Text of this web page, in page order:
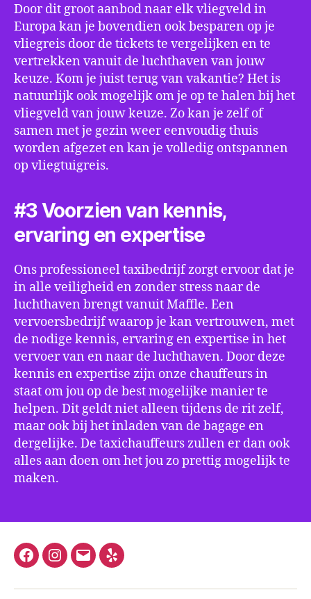
Door dit groot aanbod naar elk vliegveld in
Europa kan je bovendien ook besparen op je
vliegreis door de tickets te vergelijken en te
vertrekken vanuit de luchthaven van jouw
keuze. Kom je juist terug van vakantie? Het is
natuurlijk ook mogelijk om je op te halen bij het
vliegveld van jouw keuze. Zo kan je zelf of
samen met je gezin weer eenvoudig thuis
worden afgezet en kan je volledig ontspannen
op vliegtuigreis.
#3 Voorzien van kennis,
ervaring en expertise
Ons professioneel taxibedrijf zorgt ervoor dat je
in alle veiligheid en zonder stress naar de
luchthaven brengt vanuit Maffle. Een
vervoersbedrijf waarop je kan vertrouwen, met
de nodige kennis, ervaring en expertise in het
vervoer van en naar de luchthaven. Door deze
kennis en expertise zijn onze chauffeurs in
staat om jou op de best mogelijke manier te
helpen. Dit geldt niet alleen tijdens de rit zelf,
maar ook bij het inladen van de bagage en
dergelijke. De taxichauffeurs zullen er dan ook
alles aan doen om het jou zo prettig mogelijk te
maken.
FacebookInstagram
E-
Yelp